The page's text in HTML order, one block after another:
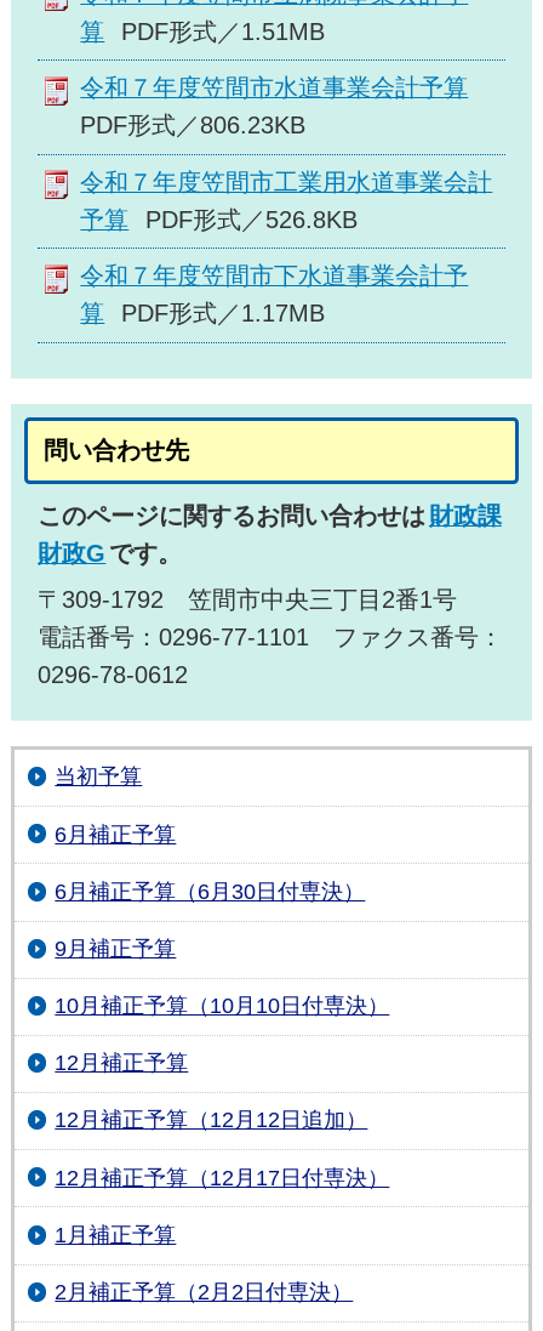
算
PDF形式／1.51MB
令和７年度笠間市水道事業会計予算
PDF形式／806.23KB
令和７年度笠間市工業用水道事業会計
予算
PDF形式／526.8KB
令和７年度笠間市下水道事業会計予
算
PDF形式／1.17MB
問い合わせ先
このページに関するお問い合わせは 財政課
財政G です。
〒309-1792 笠間市中央三丁目2番1号
電話番号：0296-77-1101 ファクス番号：
0296-78-0612
当初予算
6月補正予算
6月補正予算（6月30日付専決）
9月補正予算
10月補正予算（10月10日付専決）
12月補正予算
12月補正予算（12月12日追加）
12月補正予算（12月17日付専決）
1月補正予算
2月補正予算（2月2日付専決）